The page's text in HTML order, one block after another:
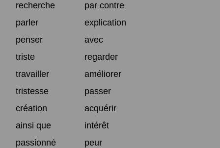
recherche
par contre
parler
explication
penser
avec
triste
regarder
travailler
améliorer
tristesse
passer
création
acquérir
ainsi que
intérêt
passionné
peur